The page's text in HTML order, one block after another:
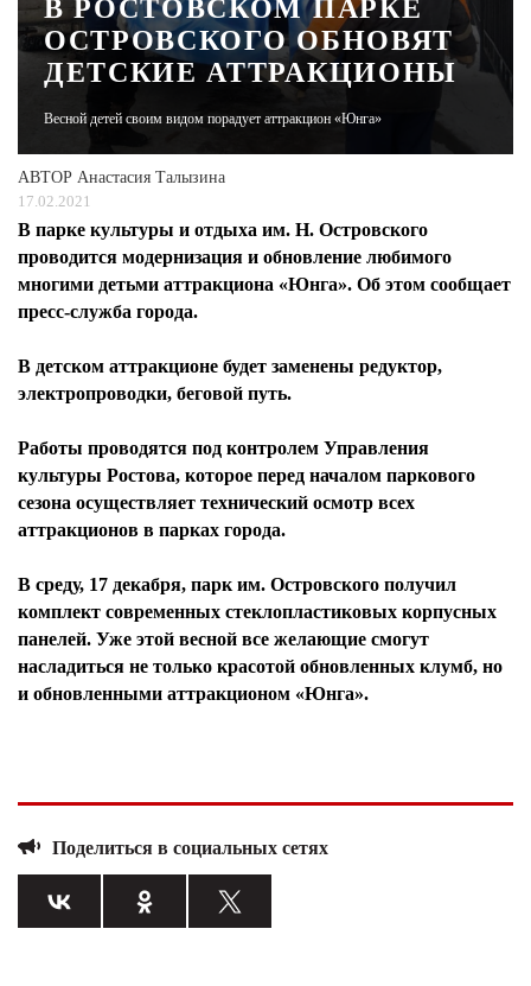
ЖУРНАЛ
В РОСТОВСКОМ ПАРКЕ
ОСТРОВСКОГО ОБНОВЯТ
ДЕТСКИЕ АТТРАКЦИОНЫ
Весной детей своим видом порадует аттракцион «Юнга»
АВТОР Анастасия Талызина
17.02.2021
В парке культуры и отдыха им. Н. Островского
проводится модернизация и обновление любимого
многими детьми аттракциона «Юнга». Об этом сообщает
пресс-служба города.
В детском аттракционе будет заменены редуктор,
электропроводки, беговой путь.
Работы проводятся под контролем Управления
культуры Ростова, которое перед началом паркового
сезона осуществляет технический осмотр всех
аттракционов в парках города.
В среду, 17 декабря, парк им. Островского получил
комплект современных стеклопластиковых корпусных
панелей. Уже этой весной все желающие смогут
насладиться не только красотой обновленных клумб, но
и обновленными аттракционом «Юнга».
Поделиться в социальных сетях